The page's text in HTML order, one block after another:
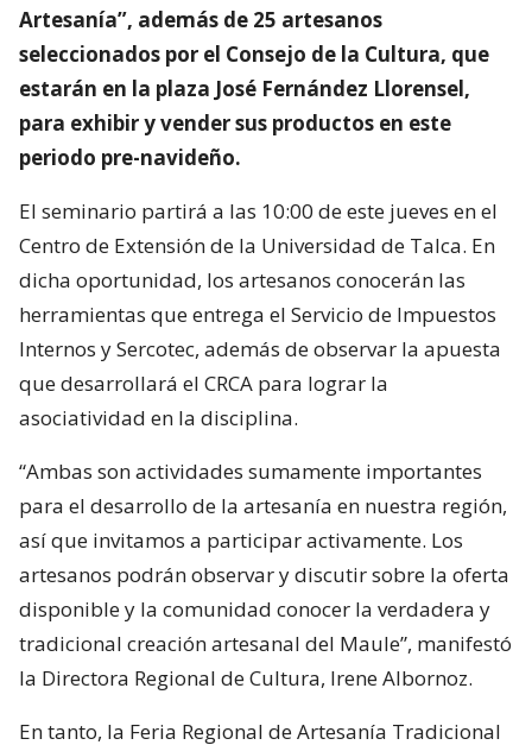
Artesanía”, además de 25 artesanos
seleccionados por el Consejo de la Cultura, que
estarán en la plaza José Fernández Llorensel,
para exhibir y vender sus productos en este
periodo pre-navideño.
El seminario partirá a las 10:00 de este jueves en el
Centro de Extensión de la Universidad de Talca. En
dicha oportunidad, los artesanos conocerán las
herramientas que entrega el Servicio de Impuestos
Internos y Sercotec, además de observar la apuesta
que desarrollará el CRCA para lograr la
asociatividad en la disciplina.
“Ambas son actividades sumamente importantes
para el desarrollo de la artesanía en nuestra región,
así que invitamos a participar activamente. Los
artesanos podrán observar y discutir sobre la oferta
disponible y la comunidad conocer la verdadera y
tradicional creación artesanal del Maule”, manifestó
la Directora Regional de Cultura, Irene Albornoz.
En tanto, la Feria Regional de Artesanía Tradicional